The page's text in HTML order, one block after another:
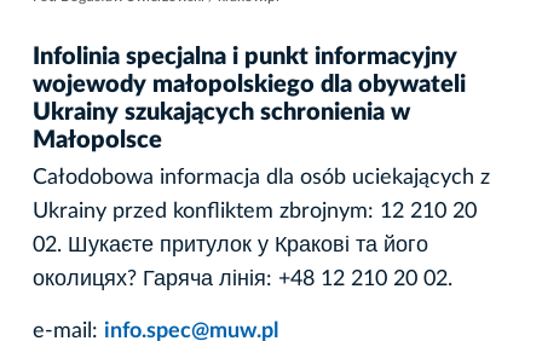
Infolinia specjalna i punkt informacyjny
wojewody małopolskiego dla obywateli
Ukrainy szukających schronienia w
Małopolsce
Całodobowa informacja dla osób uciekających z
Ukrainy przed konfliktem zbrojnym: 12 210 20
02. Шукаєте притулок у Кракові та його
околицях? Гаряча лінія: +48 12 210 20 02.
e-mail: info.spec@muw.pl